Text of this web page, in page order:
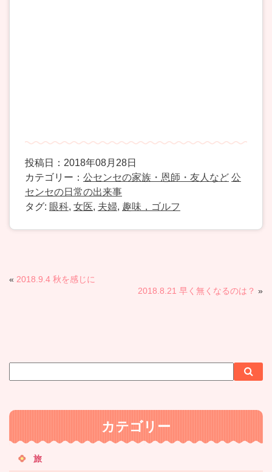
投稿日：2018年08月28日
カテゴリー： 公センセの家族・恩師・友人など 公
センセの日常の出来事
タグ: 眼科, 女医, 夫婦, 趣味，ゴルフ
« 2018.9.4 秋を感じに
2018.8.21 早く無くなるのは？ »
イ
内
索
索
カテゴリー
旅